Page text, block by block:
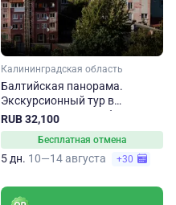
Калининградская область
Балтийская панорама.
Экскурсионный тур в
Калининградскую область
RUB 32,100
Бесплатная отмена
5 дн. 10—14 августа +30